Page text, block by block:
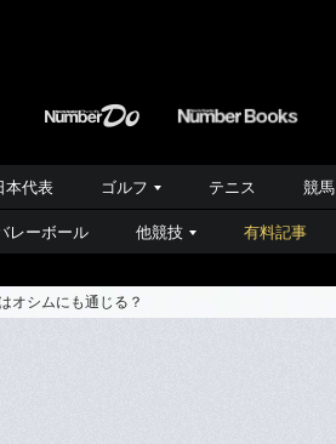
本代表 ゴルフ テニス 競馬
レーボール 他競技 有料記事
オシムにも通じる？